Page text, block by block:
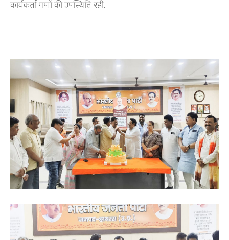
कार्यकर्ता गणों की उपस्थिति रही.